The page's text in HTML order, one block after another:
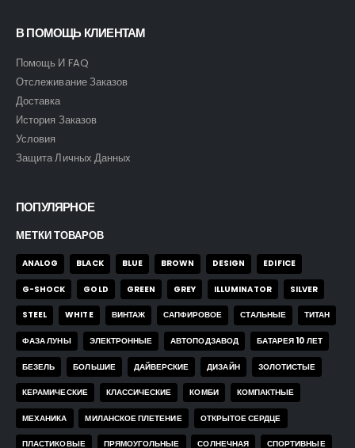
В ПОМОЩЬ КЛИЕНТАМ
Помощь И FAQ
Отслеживание Заказов
Доставка
История Заказов
Условия
Защита Личных Данных
ПОПУЛЯРНОЕ
МЕТКИ ТОВАРОВ
ANALOG BLACK BLUE BROWN DESIGN EDIFICE
G-SHOCK GOLD GREEN GREY ILLUMINATOR SILVER
STEEL WHITE ВИНТАЖ САПФИРОВОЕ СТАЛЬНЫЕ ТИТАН
ФАЗА ЛУНЫ ЭЛЕКТРОННЫЕ АВТОПОДЗАВОД БАТАРЕЯ 10 ЛЕТ
БЕЗЕЛЬ БОЛЬШИЕ ДАЙВЕРСКИЕ ДИЗАЙН ЗОЛОТИСТЫЕ
КЕРАМИЧЕСКИЕ КЛАССИЧЕСКИЕ КОМБИ КОМПАКТНЫЕ
МЕХАНИКА МИЛАНСКОЕ ПЛЕТЕНИЕ ОТКРЫТОЕ СЕРДЦЕ
ПЛАСТИКОВЫЕ ПРЯМОУГОЛЬНЫЕ СОЛНЕЧНАЯ СПОРТИВНЫЕ